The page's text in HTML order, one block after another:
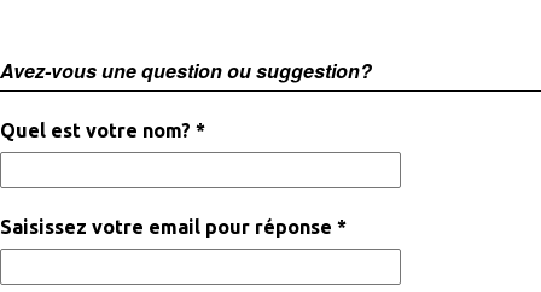
Avez-vous une question ou suggestion?
Quel est votre nom? *
Saisissez votre email pour réponse *